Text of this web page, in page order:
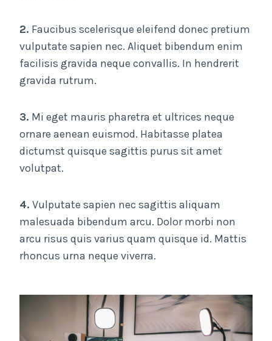
2. Faucibus scelerisque eleifend donec pretium
vulputate sapien nec. Aliquet bibendum enim
facilisis gravida neque convallis. In hendrerit
gravida rutrum.
3. Mi eget mauris pharetra et ultrices neque
ornare aenean euismod. Habitasse platea
dictumst quisque sagittis purus sit amet
volutpat.
4. Vulputate sapien nec sagittis aliquam
malesuada bibendum arcu. Dolor morbi non
arcu risus quis varius quam quisque id. Mattis
rhoncus urna neque viverra.